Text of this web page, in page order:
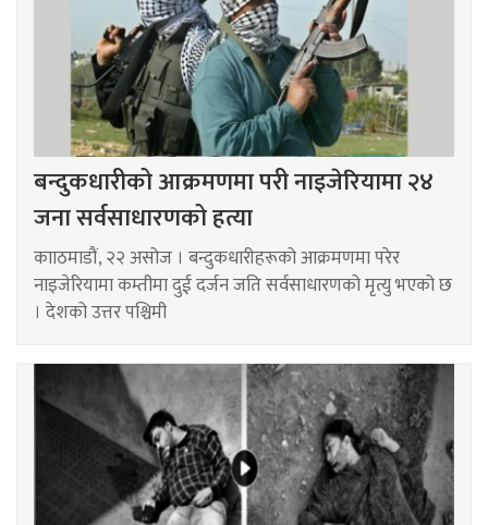
बन्दुकधारीको आक्रमणमा परी नाइजेरियामा २४
जना सर्वसाधारणको हत्या
कााठमाडौं, २२ असोज । बन्दुकधारीहरूको आक्रमणमा परेर
नाइजेरियामा कम्तीमा दुई दर्जन जति सर्वसाधारणको मृत्यु भएको छ
। देशको उत्तर पश्चिमी